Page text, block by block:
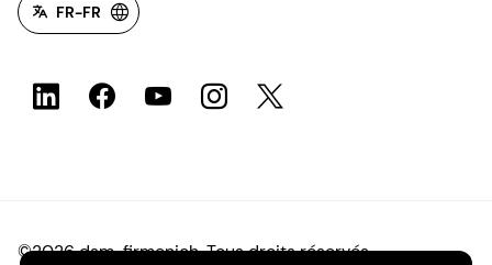
FR-FR
©2026 dsm-firmenich. Tous droits réservés.